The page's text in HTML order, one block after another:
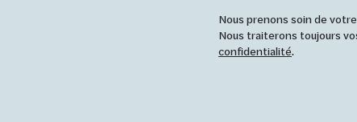
Nous prenons soin de
Nous traiterons toujours
confidentialité.